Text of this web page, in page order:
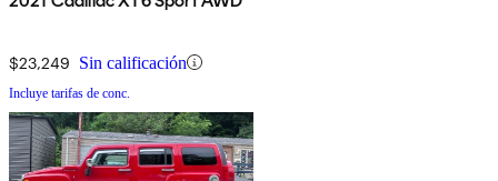
$23,249 Sin calificación
Incluye tarifas de conc.